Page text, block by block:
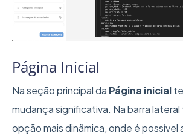
Página Inicial
Na seção principal da Página inicial
mudança significativa. Na barra lateral
opção mais dinâmica, onde é possível